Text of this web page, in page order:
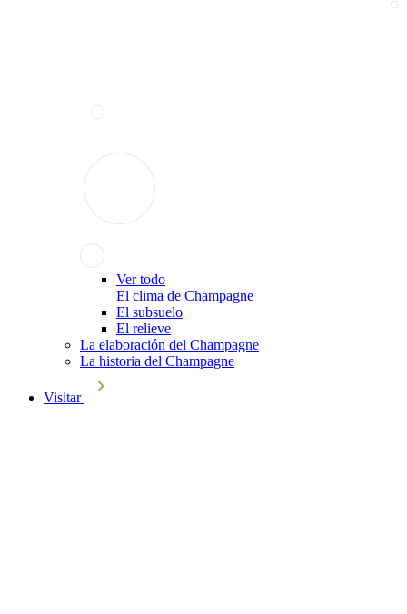
Ver todo
El clima de Champagne
El subsuelo
El relieve
La elaboración del Champagne
La historia del Champagne
Visitar